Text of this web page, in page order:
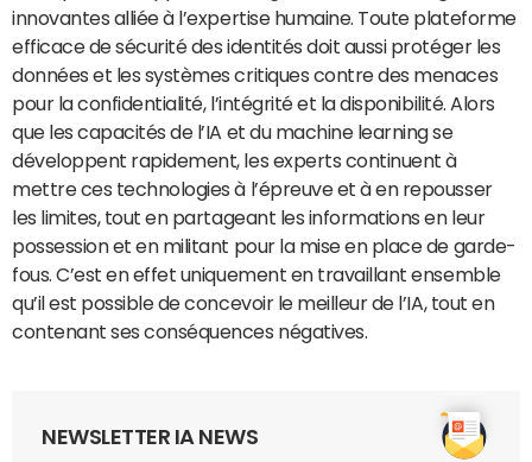
innovantes alliée à l’expertise humaine. Toute plateforme
efficace de sécurité des identités doit aussi protéger les
données et les systèmes critiques contre des menaces
pour la confidentialité, l’intégrité et la disponibilité. Alors
que les capacités de l’IA et du machine learning se
développent rapidement, les experts continuent à
mettre ces technologies à l’épreuve et à en repousser
les limites, tout en partageant les informations en leur
possession et en militant pour la mise en place de garde-
fous. C’est en effet uniquement en travaillant ensemble
qu’il est possible de concevoir le meilleur de l’IA, tout en
contenant ses conséquences négatives.
NEWSLETTER IA NEWS